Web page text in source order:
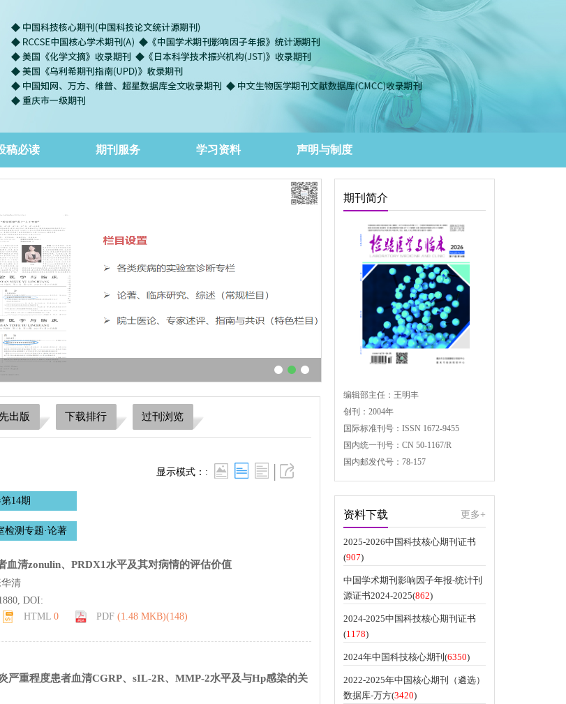
稿必读 期刊服务 学习资料 声明与制度
出版 下载排行 过刊浏览
显示模式：: |
14期
检测专题·论著
血清zonulin、PRDX1水平及其对病情的评估价值
清
DOI:
HTML 0 PDF (1.48 MKB)(148)
严重程度患者血清CGRP、sIL-2R、MMP-2水平及与Hp感染的关
期刊简介
编辑部主任：王明丰
创刊：2004年
国际标准刊号：ISSN 1672-9455
国内统一刊号：CN 50-1167/R
国内邮发代号：78-157
资料下载 更多+
2025-2026中国科技核心期刊证书
(907)
中国学术期刊影响因子年报-统计刊
源证书2024-2025(862)
2024-2025中国科技核心期刊证书
(1178)
2024年中国科技核心期刊(6350)
2022-2025年中国核心期刊（遴选）
数据库-万方(3420)